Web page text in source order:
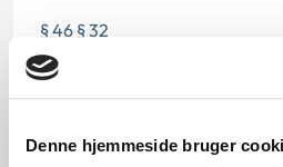
Denne hjemmeside bruger
§ 46 § 32
Journalnummer